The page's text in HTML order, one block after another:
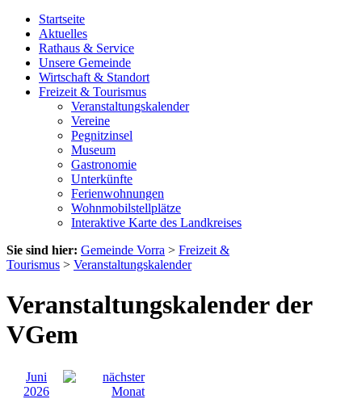
Startseite
Aktuelles
Rathaus & Service
Unsere Gemeinde
Wirtschaft & Standort
Freizeit & Tourismus
Veranstaltungskalender
Vereine
Pegnitzinsel
Museum
Gastronomie
Unterkünfte
Ferienwohnungen
Wohnmobilstellplätze
Interaktive Karte des Landkreises
Sie sind hier: Gemeinde Vorra > Freizeit &
Tourismus > Veranstaltungskalender
Veranstaltungskalender der
VGem
Juni
2026